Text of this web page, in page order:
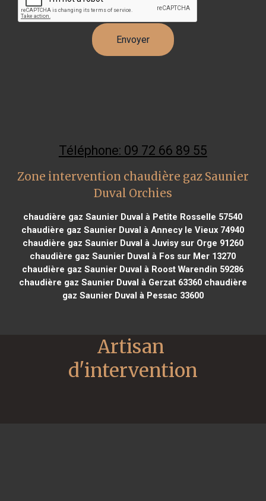
Téléphone: 09 72 66 89 55
Zone intervention chaudière gaz Saunier
Duval Orchies
chaudière gaz Saunier Duval à Petite Rosselle 57540
chaudière gaz Saunier Duval à Annecy le Vieux 74940
chaudière gaz Saunier Duval à Juvisy sur Orge 91260
chaudière gaz Saunier Duval à Fos sur Mer 13270
chaudière gaz Saunier Duval à Roost Warendin 59286
chaudière gaz Saunier Duval à Gerzat 63360chaudière
gaz Saunier Duval à Pessac 33600
Artisan
d'intervention